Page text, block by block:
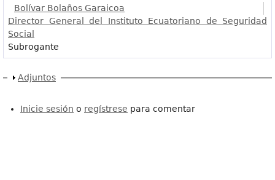
Bolívar Bolaños Garaicoa
Director General del Instituto Ecuatoriano de Seguridad
Social
Subrogante
Mostrar
Adjuntos
Inicie sesión o regístrese para comentar